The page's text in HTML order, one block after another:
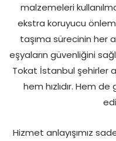
malzemeleri
ekstra koruyucu
taşıma sürecinin her
eşyaların güvenliğini
Tokat İstanbul şehirler
hem hızlıdır. Hem
Hizmet anlayışımız